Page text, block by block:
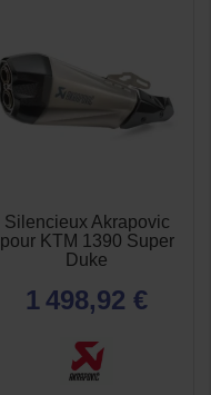
Silencieux Akrapovic
pour KTM 1390 Super
Duke
1 498,92 €